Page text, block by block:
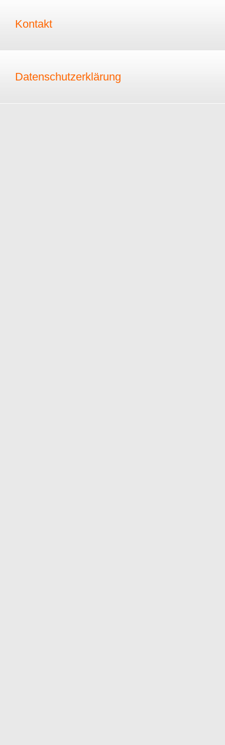
Kontakt
Datenschutzerklärung